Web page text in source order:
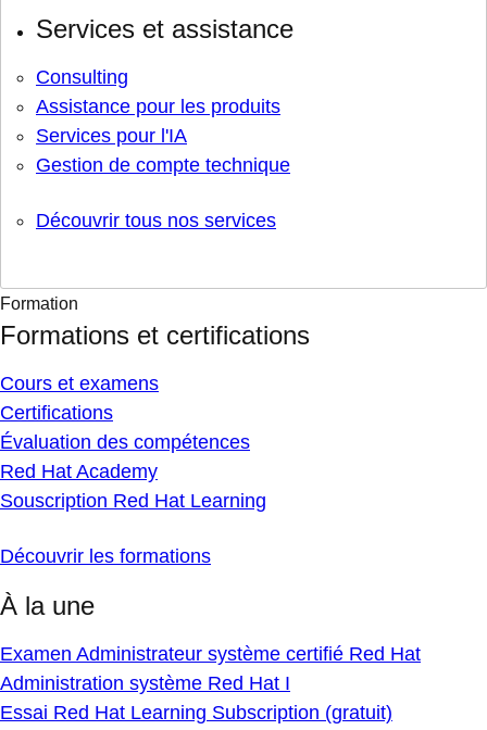
Services et assistance
Consulting
Assistance pour les produits
Services pour l'IA
Gestion de compte technique
Découvrir tous nos services
Formation
Formations et certifications
Cours et examens
Certifications
Évaluation des compétences
Red Hat Academy
Souscription Red Hat Learning
Découvrir les formations
À la une
Examen Administrateur système certifié Red Hat
Administration système Red Hat I
Essai Red Hat Learning Subscription (gratuit)